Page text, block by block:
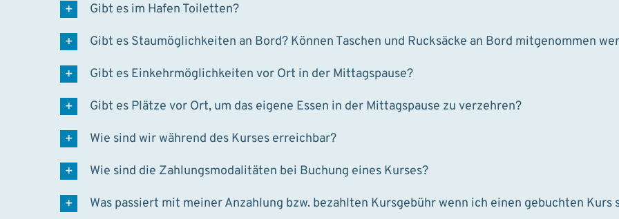
Gibt es im Hafen Toiletten?
Gibt es Staumöglichkeiten an Bord? Können Taschen und Rucksäcke an Bord mitgenommen
Gibt es Einkehrmöglichkeiten vor Ort in der Mittagspause?
Gibt es Plätze vor Ort, um das eigene Essen in der Mittagspause zu verzehren?
Wie sind wir während des Kurses erreichbar?
Wie sind die Zahlungsmodalitäten bei Buchung eines Kurses?
Was passiert mit meiner Anzahlung bzw. bezahlten Kursgebühr wenn ich einen gebuchten Kurs